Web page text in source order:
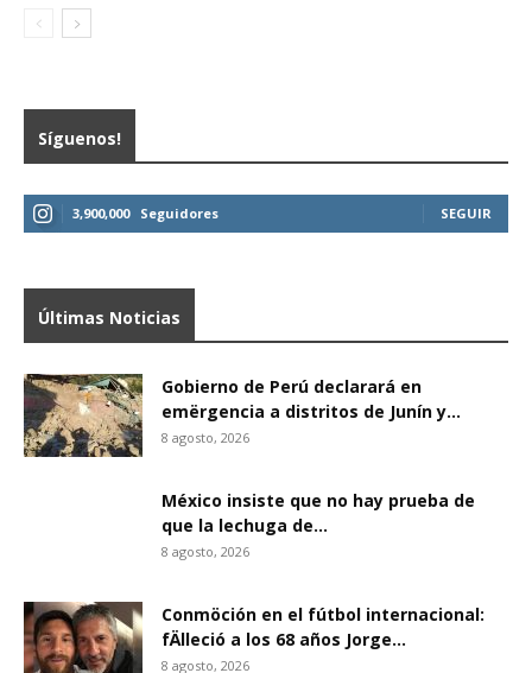
Síguenos!
3,900,000 Seguidores SEGUIR
Últimas Noticias
Gobierno de Perú declarará en
emërgencia a distritos de Junín y...
8 agosto, 2026
México insiste que no hay prueba de
que la lechuga de...
8 agosto, 2026
Conmöción en el fútbol internacional:
fÄlleció a los 68 años Jorge...
8 agosto, 2026